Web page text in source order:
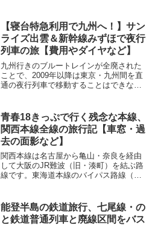
私が２０１９年４月に伊東に行った時の
様子を題材にして、 特急「...
【寝台特急利用で九州へ！】サン
ライズ出雲＆新幹線みずほで夜行
列車の旅【費用やダイヤなど】
九州行きのブルートレインが全廃された
ことで、2009年以降は東京・九州間を直
通の夜行列車で移動することはできなく
かかるので、多くの人は航空機を利用す
るでしょう。実際に...
青春18きっぷで行く残念な本線、
関西本線全線の旅行記【車窓・過
去の面影など】
関西本線は名古屋から亀山・奈良を経由
して大阪のJR難波（旧・湊町）を結ぶ路
線です。東海道本線のバイパス路線（距
ーゼルカーによる準急（後に「かすが」
の列車名がつけられる）...
能登半島の鉄道旅行、七尾線・の
と鉄道普通列車と廃線区間をバス